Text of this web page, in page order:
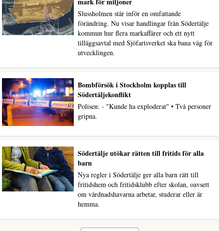
Slussholmen står inför en omfattande
förändring. Nu visar handlingar från Södertälje
kommun hur flera markaffärer och ett nytt
tilläggsavtal med Sjöfartsverket ska bana väg för
utvecklingen.
Bombförsök i Stockholm kopplas till
Södertäljekonflikt
Polisen: - "Kunde ha exploderat" • Två personer
gripna.
Södertälje utökar rätten till fritids för alla
barn
Nya regler i Södertälje ger alla barn rätt till
fritidshem och fritidsklubb efter skolan, oavsett
om vårdnadshavarna arbetar, studerar eller är
hemma.